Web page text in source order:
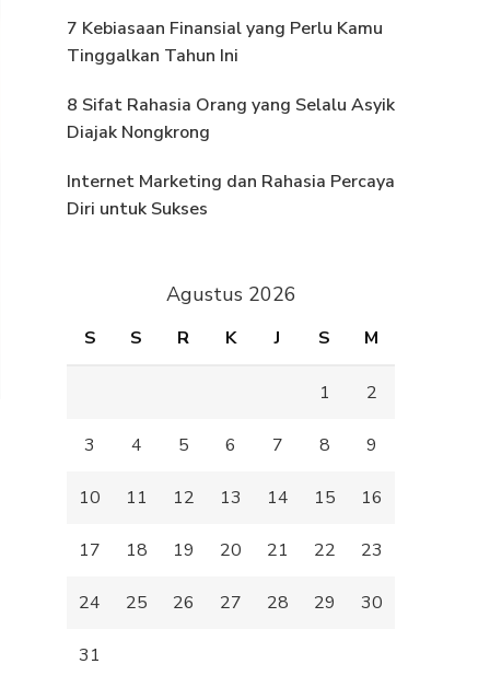
7 Kebiasaan Finansial yang Perlu Kamu
Tinggalkan Tahun Ini
8 Sifat Rahasia Orang yang Selalu Asyik
Diajak Nongkrong
Internet Marketing dan Rahasia Percaya
Diri untuk Sukses
Agustus 2026
S S R K J S M
1 2
3 4 5 6 7 8 9
10 11 12 13 14 15 16
17 18 19 20 21 22 23
24 25 26 27 28 29 30
31